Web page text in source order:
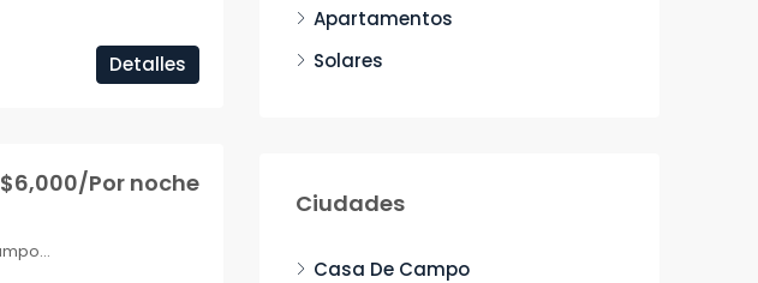
Detalles
$6,000/Por noche
Casa de Campo, Calle Vivero I - 2, Vivero I, Casa de Campo, La Romana, 22000, República Dominicana
Apartamentos
Solares
Ciudades
Casa De Campo